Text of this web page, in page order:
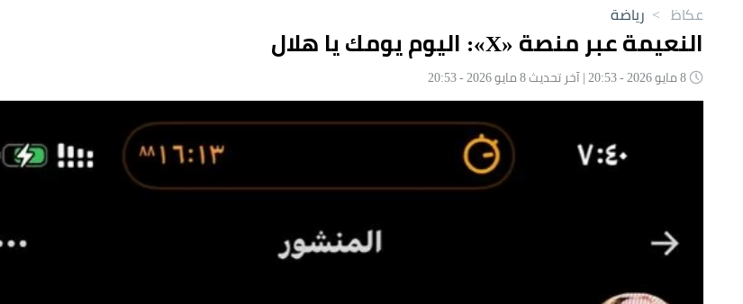
عكاظ > رياضة
النعيمة عبر منصة «X»: اليوم يومك يا هلال